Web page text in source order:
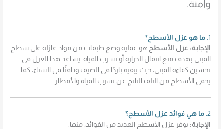
وآمنة.
1. ما هو عزل الأسطح؟
الإجابة: عزل الأسطح هو عملية وضع طبقات من مواد عازلة على سطح
المبنى بهدف منع انتقال الحرارة أو تسرب المياه. يساعد هذا العزل في
تحسين كفاءة المبنى، حيث يبقيه باردًا في الصيف ودافئًا في الشتاء، كما
يحمي الأسطح من التلف الناتج عن تسرب المياه والأمطار.
2. ما هي فوائد عزل الأسطح؟
الإجابة: يوفر عزل الأسطح العديد من الفوائد، منها: